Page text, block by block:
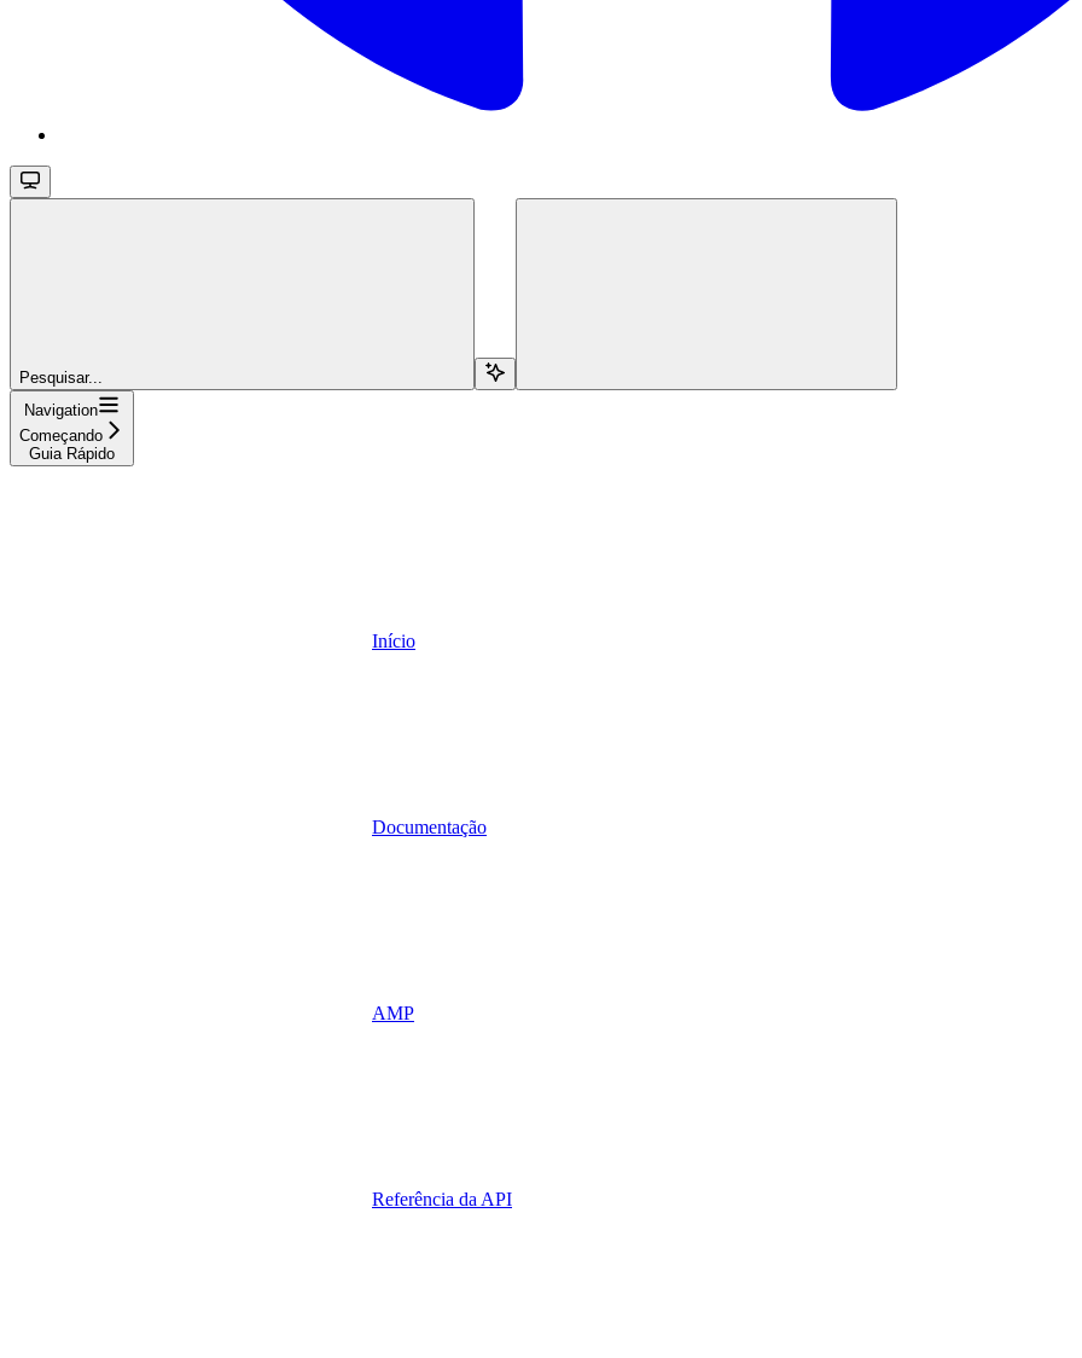
Pesquisar...
Navigation
Começando
Guia Rápido
Início
Documentação
AMP
Referência da API